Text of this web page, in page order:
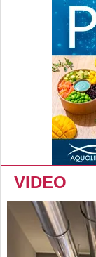
VIDEO